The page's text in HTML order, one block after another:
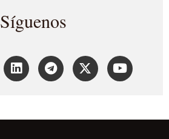
Síguenos